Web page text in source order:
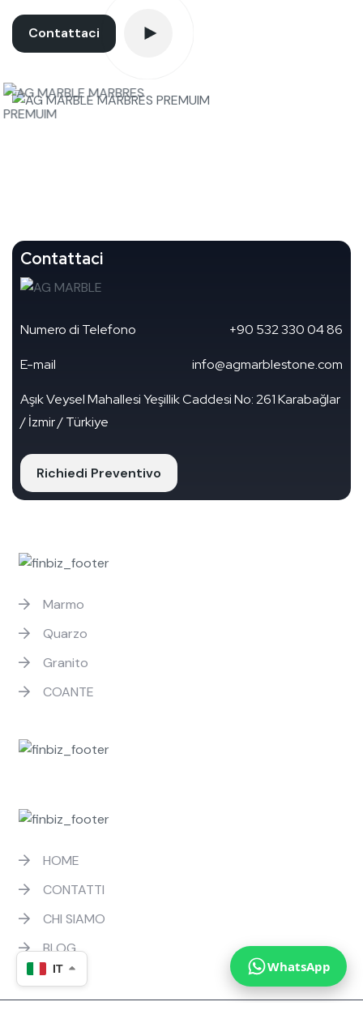
Contattaci
Contattaci
Numero di Telefono +90 532 330 04 86
E-mail info@agmarblestone.com
Aşık Veysel Mahallesi Yeşillik Caddesi No: 261 Karabağlar
/ İzmir / Türkiye
Richiedi Preventivo
Marmo
Quarzo
Granito
COANTE
HOME
CONTATTI
CHI SIAMO
BLOG
WhatsApp
IT